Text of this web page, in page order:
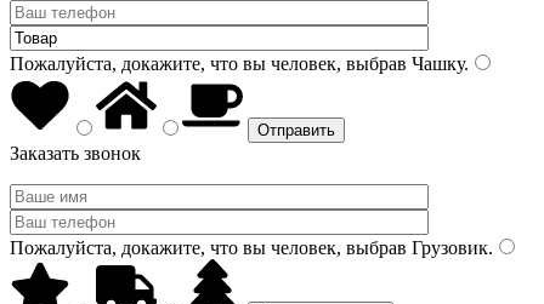
Пожалуйста, докажите, что вы человек, выбрав Чашку.
Заказать звонок
Пожалуйста, докажите, что вы человек, выбрав Грузовик.